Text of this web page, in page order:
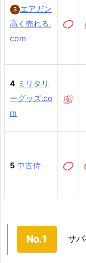
エアガン
高く売れる.
com
4 ミリタリ
ーグッズ.co
m
5 中古侍
サバ